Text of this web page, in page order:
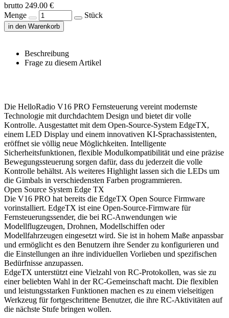
brutto 249.00 €
Menge
Stück
in den Warenkorb
Beschreibung
Frage zu diesem Artikel
Die HelloRadio V16 PRO Fernsteuerung vereint modernste
Technologie mit durchdachtem Design und bietet dir volle
Kontrolle. Ausgestattet mit dem Open-Source-System EdgeTX,
einem LED Display und einem innovativen KI-Sprachassistenten,
eröffnet sie völlig neue Möglichkeiten. Intelligente
Sicherheitsfunktionen, flexible Modulkompatibilität und eine präzise
Bewegungssteuerung sorgen dafür, dass du jederzeit die volle
Kontrolle behältst. Als weiteres Highlight lassen sich die LEDs um
die Gimbals in verschiedensten Farben programmieren.
Open Source System Edge TX
Die V16 PRO hat bereits die EdgeTX Open Source Firmware
vorinstalliert. EdgeTX ist eine Open-Source-Firmware für
Fernsteuerungssender, die bei RC-Anwendungen wie
Modellflugzeugen, Drohnen, Modellschiffen oder
Modellfahrzeugen eingesetzt wird. Sie ist in hohem Maße anpassbar
und ermöglicht es den Benutzern ihre Sender zu konfigurieren und
die Einstellungen an ihre individuellen Vorlieben und spezifischen
Bedürfnisse anzupassen.
EdgeTX unterstützt eine Vielzahl von RC-Protokollen, was sie zu
einer beliebten Wahl in der RC-Gemeinschaft macht. Die flexiblen
und leistungsstarken Funktionen machen es zu einem vielseitigen
Werkzeug für fortgeschrittene Benutzer, die ihre RC-Aktivitäten auf
die nächste Stufe bringen wollen.